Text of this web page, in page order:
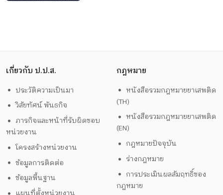
เกี่ยวกับ ป.ป.ส.
ประวัติความเป็นมา
วิสัยทัศน์ พันธกิจ
ภารกิจและหน้าที่รับผิดชอบ
หน่วยงาน
โครงสร้างหน่วยงาน
ข้อมูลการติดต่อ
ข้อมูลพื้นฐาน
กฎหมาย
หนังสือรวมกฎหมายยาเสพติด
(TH)
หนังสือรวมกฎหมายยาเสพติด
(EN)
กฎหมายปัจจุบัน
ร่างกฎหมาย
การประเมินผลสัมฤทธิ์ของ
กฎหมาย